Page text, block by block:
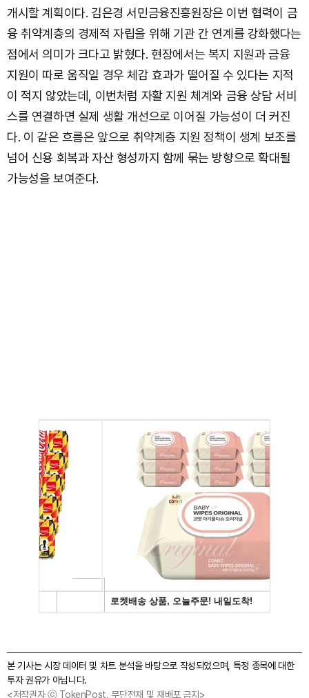
개시할 계획이다. 김은경 서민금융진흥원장은 이번 협력이 금
융 취약계층의 경제적 자립을 위해 기관 간 연계를 강화했다는
점에서 의미가 크다고 밝혔다. 현장에서는 복지 지원과 금융
지원이 따로 움직일 경우 체감 효과가 떨어질 수 있다는 지적
이 적지 않았는데, 이번처럼 자활 지원 체계와 금융 상담 서비
스를 연결하면 실제 생활 개선으로 이어질 가능성이 더 커진
다. 이 같은 흐름은 앞으로 취약계층 지원 정책이 생계 보조를
넘어 신용 회복과 자산 형성까지 함께 묶는 방향으로 확대될
가능성을 보여준다.
본 기사는 시장 데이터 및 차트 분석을 바탕으로 작성되었으며, 특정 종목에 대한
투자 권유가 아닙니다.
<저작권자 ⓒ TokenPost, 무단전재 및 재배포 금지>